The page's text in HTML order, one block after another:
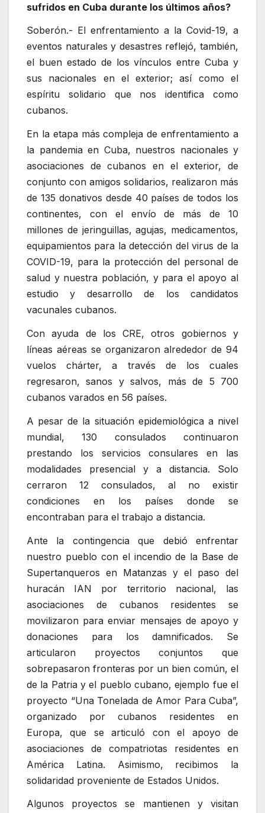
sufridos en Cuba durante los últimos años?
Soberón.- El enfrentamiento a la Covid-19, a
eventos naturales y desastres reflejó, también,
el buen estado de los vínculos entre Cuba y
sus nacionales en el exterior; así como el
espíritu solidario que nos identifica como
cubanos.
En la etapa más compleja de enfrentamiento a
la pandemia en Cuba, nuestros nacionales y
asociaciones de cubanos en el exterior, de
conjunto con amigos solidarios, realizaron más
de 135 donativos desde 40 países de todos los
continentes, con el envío de más de 10
millones de jeringuillas, agujas, medicamentos,
equipamientos para la detección del virus de la
COVID-19, para la protección del personal de
salud y nuestra población, y para el apoyo al
estudio y desarrollo de los candidatos
vacunales cubanos.
Con ayuda de los CRE, otros gobiernos y
líneas aéreas se organizaron alrededor de 94
vuelos chárter, a través de los cuales
regresaron, sanos y salvos, más de 5 700
cubanos varados en 56 países.
A pesar de la situación epidemiológica a nivel
mundial, 130 consulados continuaron
prestando los servicios consulares en las
modalidades presencial y a distancia. Solo
cerraron 12 consulados, al no existir
condiciones en los países donde se
encontraban para el trabajo a distancia.
Ante la contingencia que debió enfrentar
nuestro pueblo con el incendio de la Base de
Supertanqueros en Matanzas y el paso del
huracán IAN por territorio nacional, las
asociaciones de cubanos residentes se
movilizaron para enviar mensajes de apoyo y
donaciones para los damnificados. Se
articularon proyectos conjuntos que
sobrepasaron fronteras por un bien común, el
de la Patria y el pueblo cubano, ejemplo fue el
proyecto “Una Tonelada de Amor Para Cuba”,
organizado por cubanos residentes en
Europa, que se articuló con el apoyo de
asociaciones de compatriotas residentes en
América Latina. Asimismo, recibimos la
solidaridad proveniente de Estados Unidos.
Algunos proyectos se mantienen y visitan